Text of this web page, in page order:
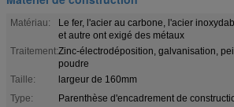
Matériau:
Le fer, l'acier au carbone, l'acier
et autre ont exigé des métaux
Traitement:Zinc-électrodéposition, galvanisation,
poudre
Taille:
largeur de 160mm
Type:
Parenthèse d'encadrement de